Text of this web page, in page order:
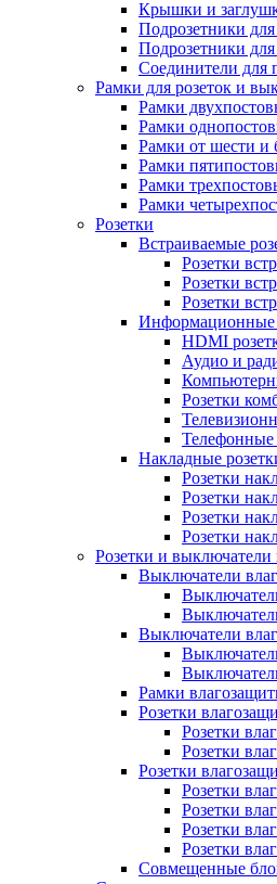
Крышки и
Подрозетники
Подрозетники
Соединители для
Рамки для розеток и
Рамки
Рамки
Рамки от шести и
Рамки
Рамки
Рамки
Розетки
Встраиваемые
Розетки
Розетки
Розетки
Информационные
HDMI
Аудио и
Розетки
Телефонные
Накладные
Розетки
Розетки
Розетки
Розетки
Розетки и
Выключатели
Выключатели
Рамки
Розетки
Розетки
Розетки
Розетки
Розетки
Розетки
Розетки
Розетки
Совмещенные